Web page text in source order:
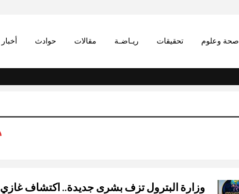
صحة وعلوم تحقيقات ريـاضـة مقالات حوادث أخبار
وزارة البترول تزف بشرى جديدة.. اكتشاف غازي